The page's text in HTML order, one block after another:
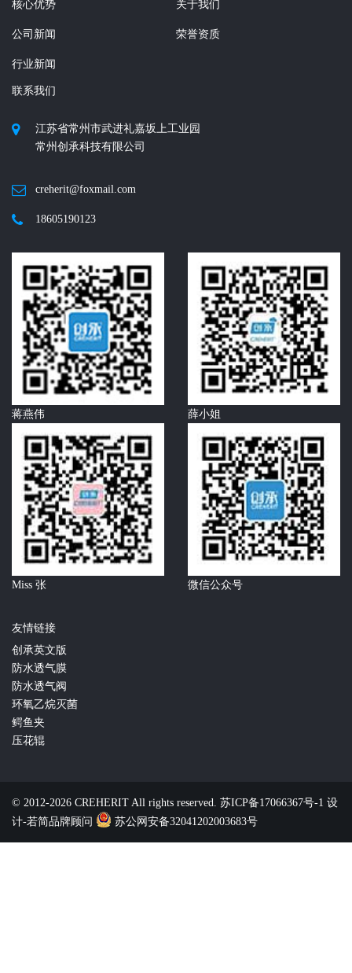
核心优势 关于我们
公司新闻 荣誉资质
行业新闻
联系我们
江苏省常州市武进礼嘉坂上工业园
常州创承科技有限公司
creherit@foxmail.com
18605190123
蒋燕伟 薛小姐
Miss 张 微信公众号
友情链接
创承英文版
防水透气膜
防水透气阀
环氧乙烷灭菌
鳄鱼夹
压花辊
© 2012-2026 CREHERIT All rights reserved. 苏ICP备17066367号-1 设
计-若简品牌顾问
苏公网安备32041202003683号